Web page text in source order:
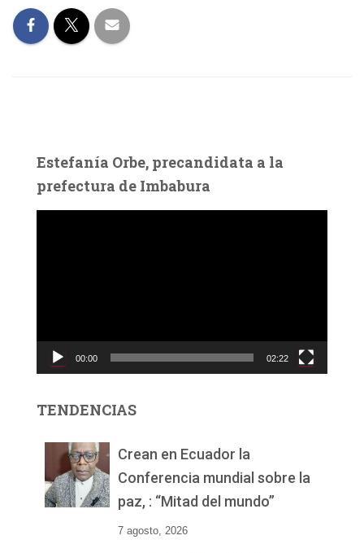
Estefanía Orbe, precandidata a la
prefectura de Imbabura
c
d
00:00 02:22
TENDENCIAS
Crean en Ecuador la
Conferencia mundial sobre la
paz, : “Mitad del mundo”
7 agosto, 2026